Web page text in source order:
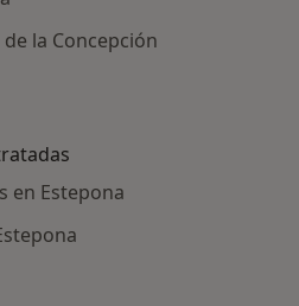
la Concepción
en Estepona